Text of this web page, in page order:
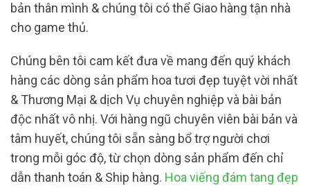
bản thân mình & chúng tôi có thể Giao hàng tận nhà
cho game thủ.
Chúng bên tôi cam kết đưa về mang đến quý khách
hàng các dòng sản phẩm hoa tươi đẹp tuyệt vời nhất
& Thương Mại & dịch Vụ chuyên nghiệp và bài bản
độc nhất vô nhị. Với hàng ngũ chuyên viên bài bản và
tâm huyết, chúng tôi sẵn sàng bổ trợ người chơi
trong mỗi góc độ, từ chọn dòng sản phẩm đến chỉ
dẫn thanh toán & Ship hàng. Hoa viếng đám tang đẹp